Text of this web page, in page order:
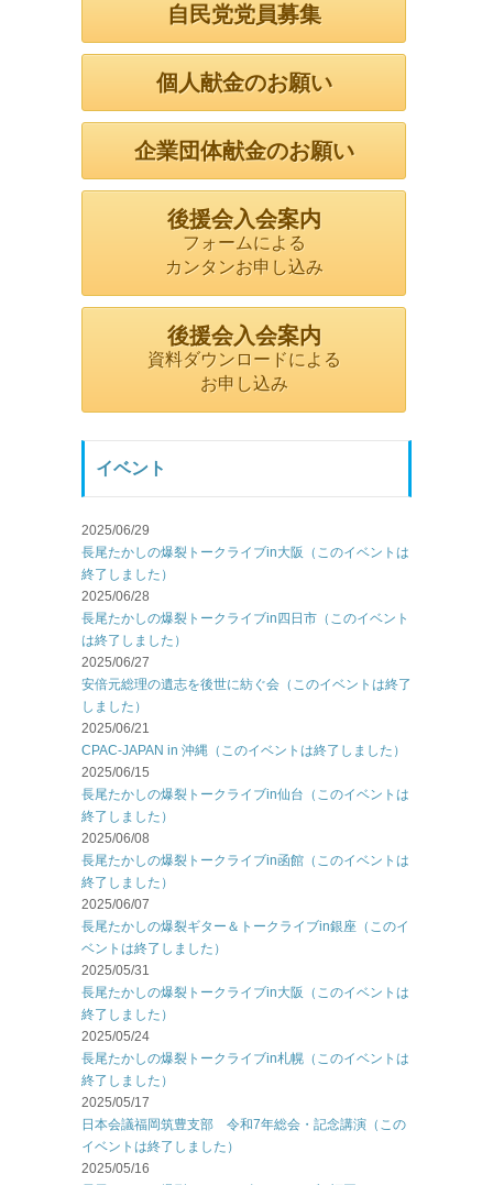
自民党党員募集
個人献金のお願い
企業団体献金のお願い
後援会入会案内
フォームによる
カンタンお申し込み
後援会入会案内
資料ダウンロードによる
お申し込み
イベント
2025/06/29
長尾たかしの爆裂トークライブin大阪（このイベントは
終了しました）
2025/06/28
長尾たかしの爆裂トークライブin四日市（このイベント
は終了しました）
2025/06/27
安倍元総理の遺志を後世に紡ぐ会（このイベントは終了
しました）
2025/06/21
CPAC-JAPAN in 沖縄（このイベントは終了しました）
2025/06/15
長尾たかしの爆裂トークライブin仙台（このイベントは
終了しました）
2025/06/08
長尾たかしの爆裂トークライブin函館（このイベントは
終了しました）
2025/06/07
長尾たかしの爆裂ギター＆トークライブin銀座（このイ
ベントは終了しました）
2025/05/31
長尾たかしの爆裂トークライブin大阪（このイベントは
終了しました）
2025/05/24
長尾たかしの爆裂トークライブin札幌（このイベントは
終了しました）
2025/05/17
日本会議福岡筑豊支部 令和7年総会・記念講演（この
イベントは終了しました）
2025/05/16